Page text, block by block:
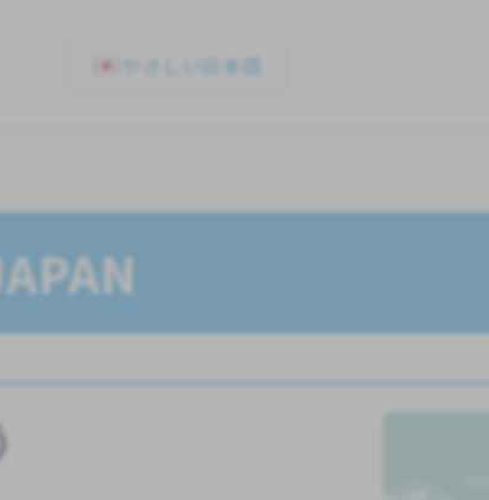
やさしい日本語